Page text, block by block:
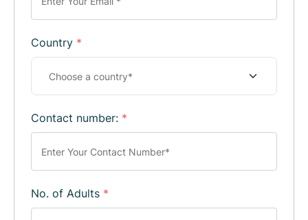
Country *
Contact number: *
No. of Adults *